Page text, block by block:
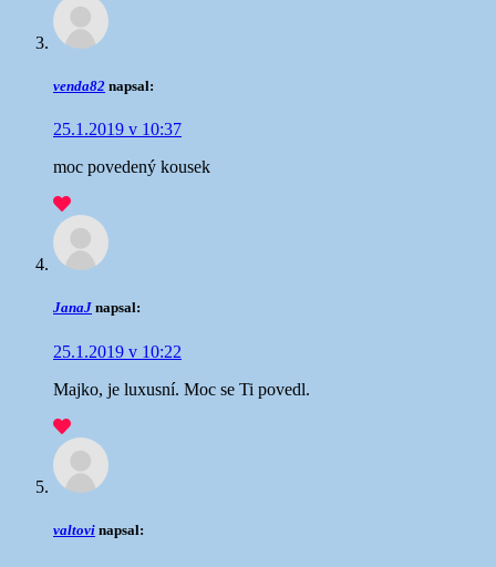
venda82 napsal:
25.1.2019 v 10:37
moc povedený kousek
JanaJ napsal:
25.1.2019 v 10:22
Majko, je luxusní. Moc se Ti povedl.
valtovi napsal: